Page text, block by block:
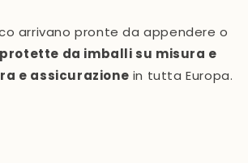
arrivano pronte da appendere o
protette da imballi su misura e
e assicurazione in tutta Europa.